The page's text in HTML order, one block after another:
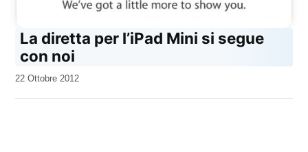
La diretta per l’iPad Mini si segue
con noi
da
22 Ottobre 2012